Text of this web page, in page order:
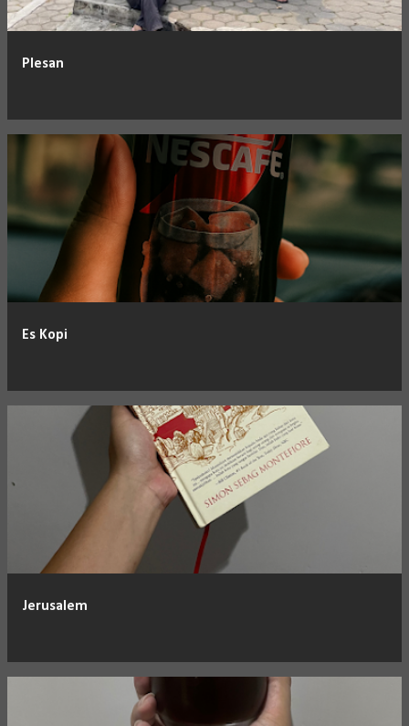
Plesan
Es Kopi
Jerusalem